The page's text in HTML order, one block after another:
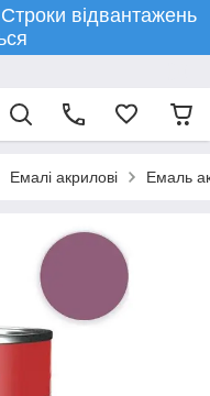
відвантажень
Емалі акрилові Емаль